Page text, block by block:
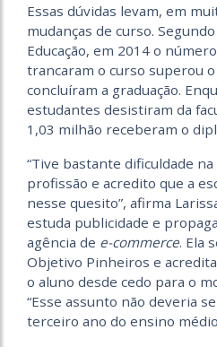
Essas dúvidas levam, em
mudanças de curso.
Educação, em 2014 o
trancaram o curso superou
concluíram a graduação.
estudantes desistiram da
1,03 milhão receberam o
“Tive bastante dificuldade
profissão e acredito que a
nesse quesito”, afirma
estuda publicidade e
agência de e-commerce. Ela
Objetivo Pinheiros e
o aluno desde cedo para o
“Esse assunto não deveria
terceiro ano do ensino